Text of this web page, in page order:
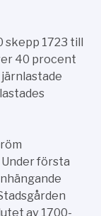
skepp 1723 till
40 procent
Under första
av 1700-